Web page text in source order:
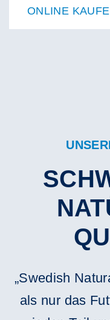
ONLINE
„Swedish
als nur das